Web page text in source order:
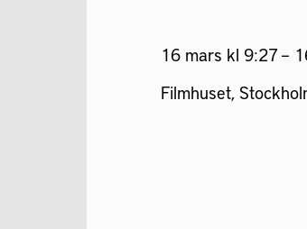
16 mars kl 9:27 –
Filmhuset,